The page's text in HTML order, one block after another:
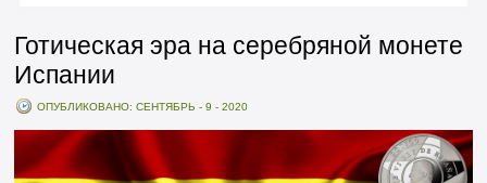
Готическая эра на серебряной монете
Испании
ОПУБЛИКОВАНО: СЕНТЯБРЬ - 9 - 2020